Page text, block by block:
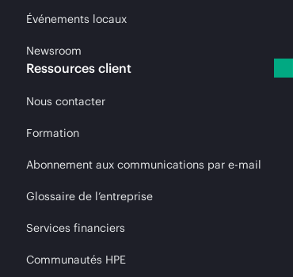
Événements locaux
Newsroom
Ressources client
Nous contacter
Formation
Abonnement aux communications par e-mail
Glossaire de l’entreprise
Services financiers
Communautés HPE